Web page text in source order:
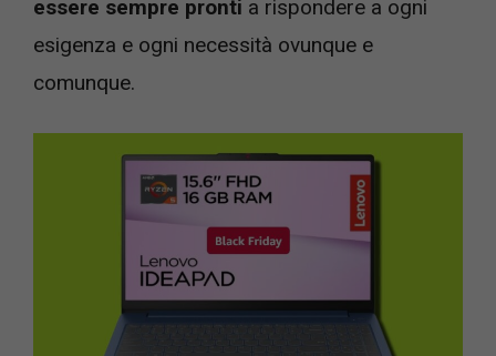
essere sempre pronti a rispondere a ogni
esigenza e ogni necessità ovunque e
comunque.